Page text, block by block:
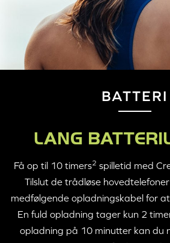
BATTERI
LANG
Få op til 10 timers2 spilletid med
Tilslut de trådløse
medfølgende opladningskabel for
En fuld opladning tager kun 2
opladning på 10 minutter kan du